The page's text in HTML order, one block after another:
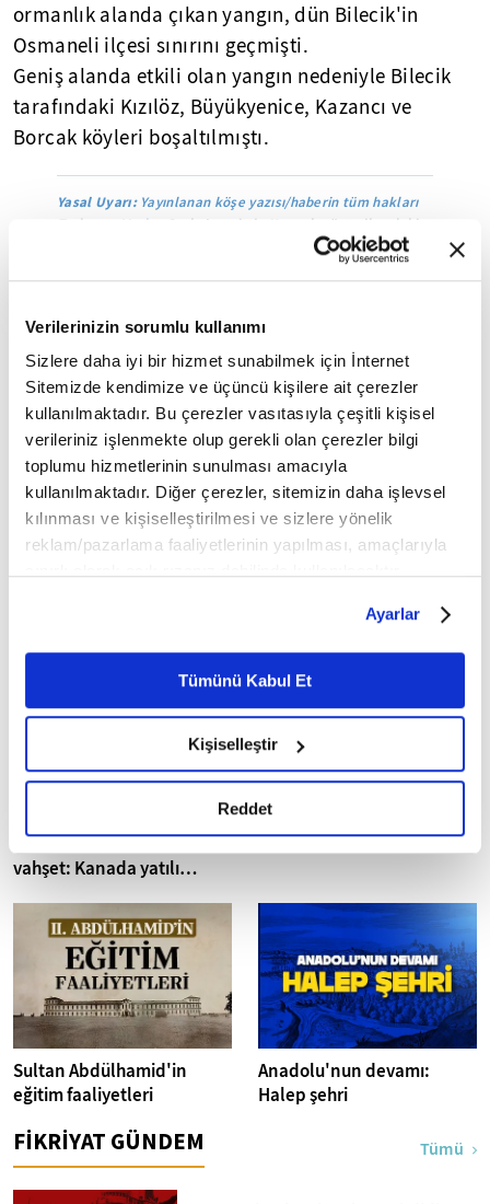
Verilerinizin sorumlu kullanımı
Sizlere daha iyi bir hizmet sunabilmek için İnternet
Sitemizde kendimize ve üçüncü kişilere ait çerezler
kullanılmaktadır. Bu çerezler vasıtasıyla çeşitli kişisel
verileriniz işlenmekte olup gerekli olan çerezler bilgi
toplumu hizmetlerinin sunulması amacıyla
kullanılmaktadır. Diğer çerezler, sitemizin daha işlevsel
kılınması ve kişiselleştirilmesi ve sizlere yönelik
reklam/pazarlama faaliyetlerinin yapılması, amaçlarıyla
belirleyebilirsiniz. Çerezlere ilişkin detaylı bilgi için
Ayarlar butonuna tıklayabilir,Çerez Bilgilendirme
Metnimizi ziyaret edebilirsiniz.
6698 sayılı Kişisel Verilerin Korunması Kanunu uyarınca
okumak ve sitemizi ziyaretiniz kapsamında
gerçekleştirilen veri işleme faaliyetleri ile ilgili daha
detaylı bilgi almak için lütfentıklayınız.
Ayarlar
Tümünü Kabul Et
Kişiselleştir
Reddet
ormanlık alanda çıkan yangın, dün Bilecik'in
Osmaneli ilçesi sınırını geçmişti.
Geniş alanda etkili olan yangın nedeniyle Bilecik
tarafındaki Kızılöz, Büyükyenice, Kazancı ve
Borcak köyleri boşaltılmıştı.
Yasal Uyarı:Yayınlanan köşe yazısı/haberin tüm hakları
Turkuvaz Medya Grubu'na aittir. Kaynak gösterilse dahi
köşe yazısı/haberin tamamı özel izin alınmadan
Ayrıntılar için lütfen tıklayın.
Geyve Osmaneli Bozüyük Bilecik Sakarya
Mobil Uygulamamızı İndirin
İLGİNİZİ ÇEKEBİLECEK DİĞER MAKALELER
Batı tarihinin gizlediği
vahşet: Kanada yatılı
Hafta sonu rotası: Assos
Sultan Abdülhamid'in
eğitim faaliyetleri
Anadolu'nun devamı:
Halep şehri
FİKRİYAT GÜNDEM Tümü